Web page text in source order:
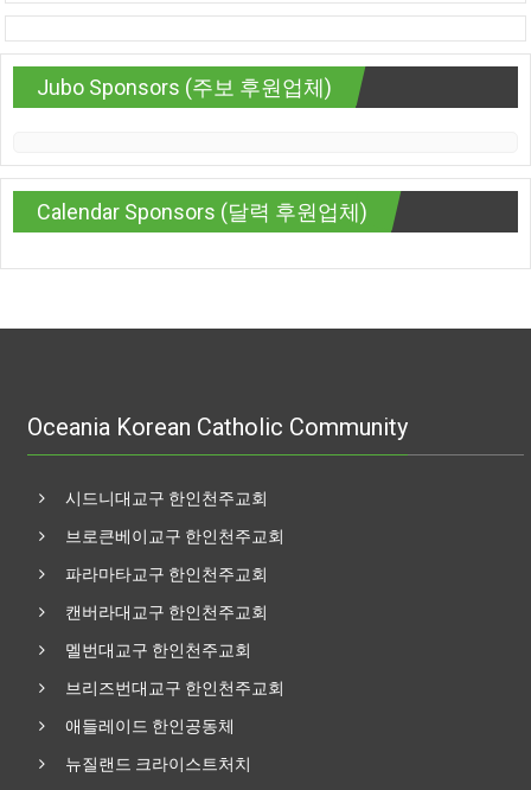
Jubo Sponsors (주보 후원업체)
Calendar Sponsors (달력 후원업체)
Oceania Korean Catholic Community
시드니대교구 한인천주교회
브로큰베이교구 한인천주교회
파라마타교구 한인천주교회
캔버라대교구 한인천주교회
멜번대교구 한인천주교회
브리즈번대교구 한인천주교회
애들레이드 한인공동체
뉴질랜드 크라이스트처치